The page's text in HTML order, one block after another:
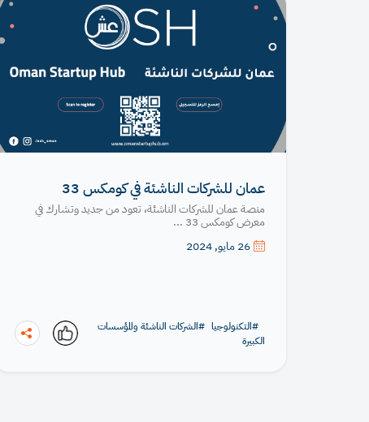
عمان للشركات الناشئة في كومكس 33
منصة عمان للشركات الناشئة، تعود من جديد وتشارك في
معرض كومكس 33 ...
26 مايو, 2024
#التكنولوجيا #الشركات الناشئة والمؤسسات
الكبيرة